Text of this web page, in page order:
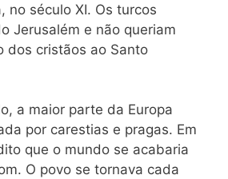
no século XI. Os turcos
Jerusalém e não queriam
dos cristãos ao Santo
a maior parte da Europa
por carestias e pragas. Em
que o mundo se acabaria
O povo se tornava cada